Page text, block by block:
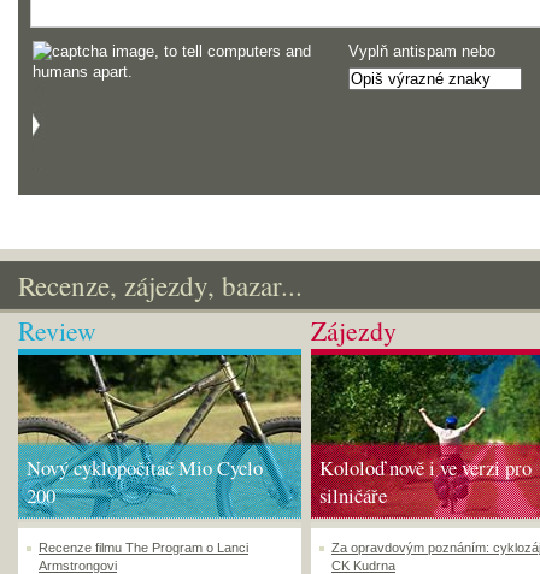
Vyplň antispam nebo
Recenze, zájezdy, bazar...
Review
Nový cyklopočítač Mio Cyclo
200
Recenze filmu The Program o Lanci
Armstrongovi
Zájezdy
Kololoď nově i ve verzi pro
silničáře
Za opravdovým poznáním:
CK Kudrna